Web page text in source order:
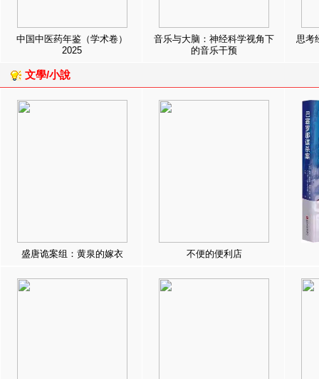
中国中医药年鉴（学术卷）
2025
音乐与大脑：神经科学视角下
的音乐干预
思考
文學/小說
盛唐诡案组：黄泉的嫁衣 不便的便利店